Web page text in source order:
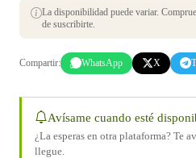
La disponibilidad puede variar.
de suscribirte.
Compartir: WhatsApp X
Avísame cuando esté
¿La esperas en otra plataforma? Te
llegue.